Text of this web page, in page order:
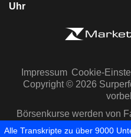
Uhr
Impressum Cookie-
Copyright © 2026
Börsenkurse werden von
Capital IQ zur
Alle Transkripte zu über 9000